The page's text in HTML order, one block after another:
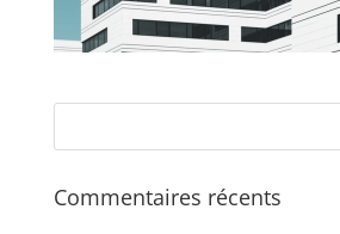
Commentaires récents